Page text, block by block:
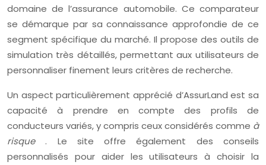
domaine de l’assurance automobile. Ce comparateur
se démarque par sa connaissance approfondie de ce
segment spécifique du marché. Il propose des outils de
simulation très détaillés, permettant aux utilisateurs de
personnaliser finement leurs critères de recherche.
Un aspect particulièrement apprécié d’AssurLand est sa
capacité à prendre en compte des profils de
conducteurs variés, y compris ceux considérés comme à
risque . Le site offre également des conseils
personnalisés pour aider les utilisateurs à choisir la